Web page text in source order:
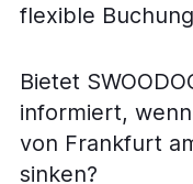
flexible
Bietet
informiert,
von Frankfurt
sinken?